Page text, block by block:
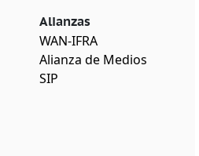
Alianzas
WAN-IFRA
Alianza de Medios
SIP